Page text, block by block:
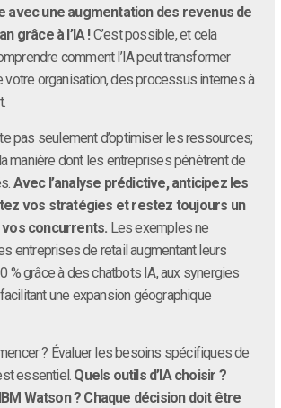
une augmentation des revenus de
grâce à l’IA !C’est possible, et cela
comment l’IA peut transformer
votre organisation, des processus internes à
pas seulement d’optimiser les ressources;
manière dont les entreprises pénètrent de
Avec l’analyse prédictive, anticipez les
vos stratégies et restez toujours un
vos concurrents. Les exemples ne
entreprises de retail augmentant leurs
% grâce à des chatbots IA, aux synergies
une expansion géographique
? Évaluer les besoins spécifiques de
essentiel. Quels outils d’IA choisir ?
Watson ? Chaque décision doit être